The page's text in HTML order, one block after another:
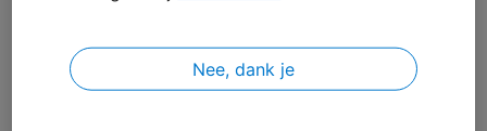
zorgorganisatie, is het een mooi extra communicatiekanaal. Tegelijk mag
de tv je geen extra tijd kosten – de zorgverlening gaat voor. Altijd. Kies je
Nee, dank je